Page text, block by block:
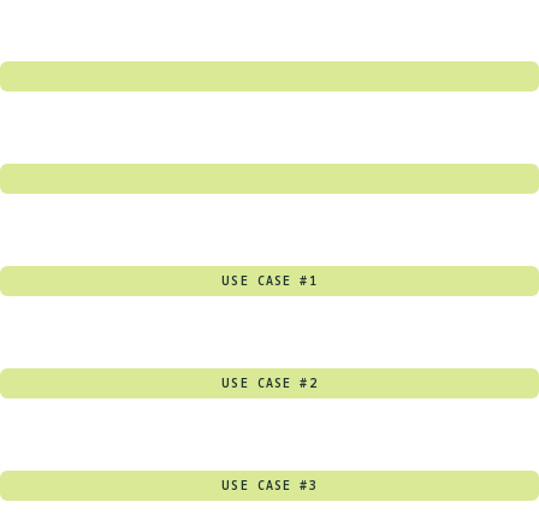
USE CASE #1
USE CASE #2
USE CASE #3